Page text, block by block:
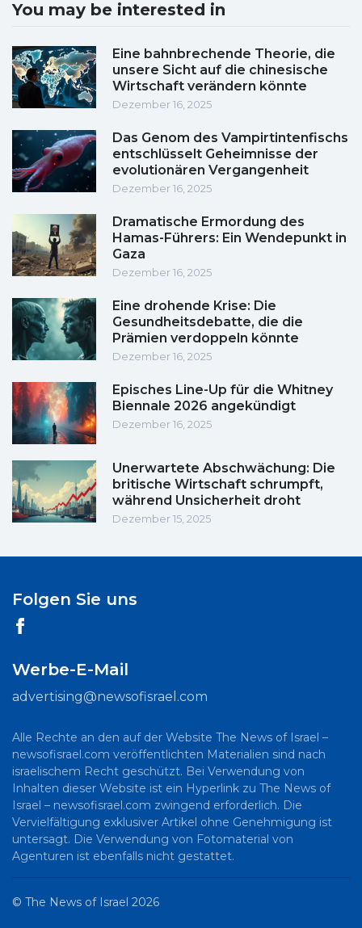
You may be interested in
Eine bahnbrechende Theorie, die
unsere Sicht auf die chinesische
Wirtschaft verändern könnte
Dezember 16, 2025
Das Genom des Vampirtintenfischs
entschlüsselt Geheimnisse der
evolutionären Vergangenheit
Dezember 16, 2025
Dramatische Ermordung des
Hamas-Führers: Ein Wendepunkt in
Gaza
Dezember 16, 2025
Eine drohende Krise: Die
Gesundheitsdebatte, die die
Prämien verdoppeln könnte
Dezember 16, 2025
Episches Line-Up für die Whitney
Biennale 2026 angekündigt
Dezember 16, 2025
Unerwartete Abschwächung: Die
britische Wirtschaft schrumpft,
während Unsicherheit droht
Dezember 15, 2025
Folgen Sie uns
Werbe-E-Mail
advertising@newsofisrael.com
Alle Rechte an den auf der Website The News of Israel –
newsofisrael.com veröffentlichten Materialien sind nach
israelischem Recht geschützt. Bei Verwendung von
Inhalten dieser Website ist ein Hyperlink zu The News of
Israel – newsofisrael.com zwingend erforderlich. Die
Vervielfältigung exklusiver Artikel ohne Genehmigung ist
untersagt. Die Verwendung von Fotomaterial von
Agenturen ist ebenfalls nicht gestattet.
© The News of Israel 2026